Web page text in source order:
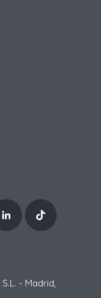
- Madrid,